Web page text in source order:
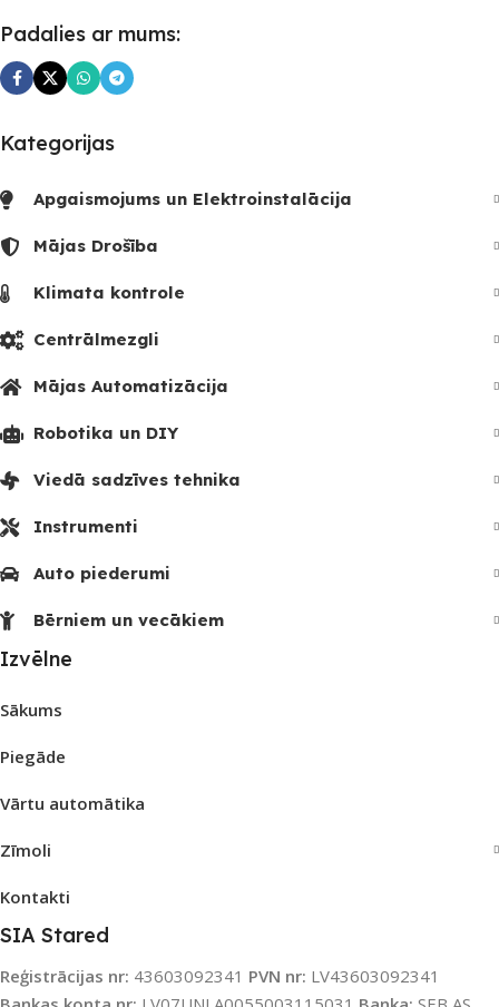
Padalies ar mums:
Kategorijas
Apgaismojums un Elektroinstalācija
Mājas Drošība
Klimata kontrole
Centrālmezgli
Mājas Automatizācija
Robotika un DIY
Viedā sadzīves tehnika
Instrumenti
Auto piederumi
Bērniem un vecākiem
Izvēlne
Sākums
Piegāde
Vārtu automātika
Zīmoli
Kontakti
SIA Stared
Reģistrācijas nr: 43603092341 PVN nr: LV43603092341